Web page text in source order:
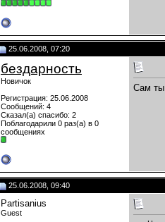
25.06.2008, 07:20
бездарность
Новичок
Регистрация: 25.06.2008
Сообщений: 4
Сказал(а) спасибо: 2
Поблагодарили 0 раз(а) в 0
сообщениях
Сам ты
25.06.2008, 09:40
Partisanius
Guest